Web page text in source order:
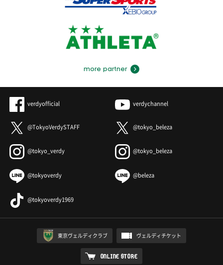
more partner
verdyofficial verdychannel
@TokyoVerdySTAFF @tokyo_beleza
@tokyo_verdy @tokyo_beleza
@tokyoverdy @beleza
@tokyoverdy1969
東京ヴェルディクラブ ヴェルディチケット
ONLINE STORE